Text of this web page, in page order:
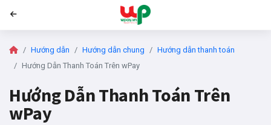
wPay.vn
Hướng dẫn Hướng dẫn chung
Hướng dẫn thanh toán
Hướng Dẫn Thanh Toán Trên wPay
Hướng Dẫn Thanh Toán Trên
wPay